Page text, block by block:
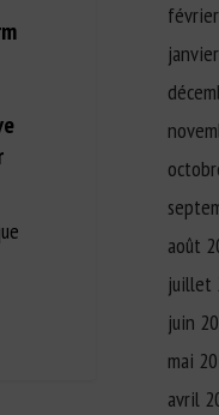
août
juillet
juin
mai
avril